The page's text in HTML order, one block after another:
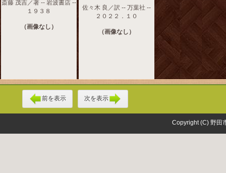
斎藤 茂吉／著 -- 岩波書店 --
１９３８
（画像なし）
佐々木 良／訳 -- 万葉社 --
２０２２．１０
（画像なし）
前を表示 次を表示
Copyright (C) 野田